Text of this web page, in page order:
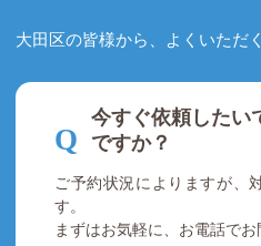
大田区の皆様から、よくいただ
今すぐ依頼したい
ですか？
ご予約状況によりますが、
す。
まずはお気軽に、お電話でお